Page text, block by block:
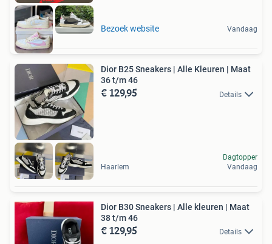
Bezoek website Vandaag
Dior B25 Sneakers | Alle Kleuren | Maat
36 t/m 46
€ 129,95 Details
Haarlem
Dagtopper
Vandaag
Dior B30 Sneakers | Alle kleuren | Maat
38 t/m 46
€ 129,95 Details